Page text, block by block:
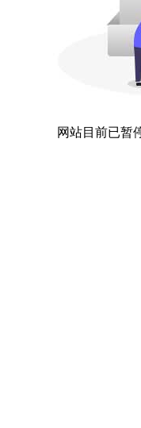
网站目前已暂